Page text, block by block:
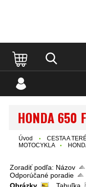
HONDA 650
Úvod CESTA A
MOTOCYKLA
Zoradiť podľa: Názov
Odporúčané poradie